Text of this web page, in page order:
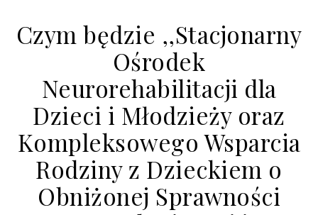
Czym będzie ,,Stacjonarny
Ośrodek
Neurorehabilitacji dla
Dzieci i Młodzieży oraz
Kompleksowego Wsparcia
Rodziny z Dzieckiem o
Obniżonej Sprawności